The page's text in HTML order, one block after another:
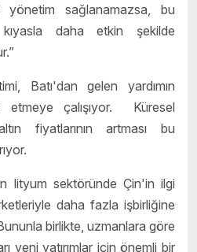
yönetim sağlanamazsa, bu
kıyasla daha etkin şekilde
Batı'dan gelen yardımın
etmeye çalışıyor. Küresel
fiyatlarının artması bu
lityum sektöründe Çin'in ilgi
daha fazla işbirliğine
birlikte, uzmanlara göre
yeni yatırımlar için önemli bir